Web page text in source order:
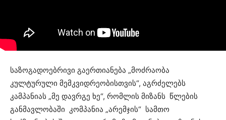
საზოგადოებრივი გაერთიანება „მოძრაობა
კულტურული მემკვიდრეობისთვის“, აგრძელებს
კამპანიას „მე დავრგე ხე“, რომლის მიზანს წლების
განმავლობაში კომპანია „არემჯის“ სამთო